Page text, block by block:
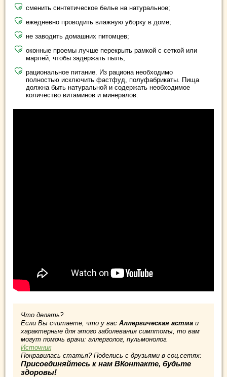
сменить синтетическое белье на натуральное;
ежедневно проводить влажную уборку в доме;
не заводить домашних питомцев;
оконные проемы лучше перекрыть рамкой с сеткой или
марлей, чтобы задержать пыль;
рациональное питание. Из рациона необходимо
полностью исключить фастфуд, полуфабрикаты. Пища
должна быть натуральной и содержать необходимое
количество витаминов и минералов.
Что делать?
Если Вы считаете, что у вас Аллергическая астма и
характерные для этого заболевания симптомы, то вам
могут помочь врачи: аллерголог, пульмонолог.
Источник
Понравилась статья? Поделись с друзьями в соц.сетях:
Присоединяйтесь к нам ВКонтакте, будьте
здоровы!